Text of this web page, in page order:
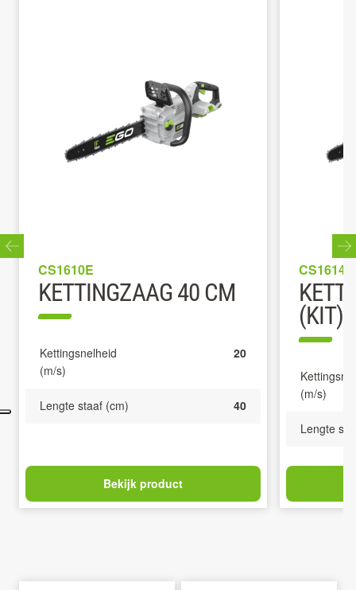
CS1610E
KETTINGZAAG 40 CM
Kettingsnelheid
(m/s)
20
Lengte staaf (cm) 40
Bekijk product
CS1614E
(KIT)
(m/s)
Lengte